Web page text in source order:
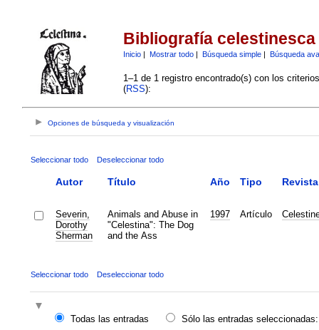
Bibliografía celestinesca
Inicio| Mostrar todo| Búsqueda simple| Búsqueda
1–1 de 1 registro encontrado(s) con los
(RSS):
Opciones de búsqueda y visualización
Seleccionar todo Deseleccionar todo
Autor Título Año Tipo Revista
Severin,
Dorothy
Sherman
Animals and Abuse in
"Celestina": The Dog
and the Ass
1997 Artículo
Seleccionar todo Deseleccionar todo
Todas las entradas
Sólo las entradas seleccionadas: